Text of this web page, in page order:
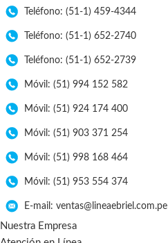
Teléfono: (51-1) 459-4344
Teléfono: (51-1) 652-2740
Teléfono: (51-1) 652-2739
Móvil: (51) 994 152 582
Móvil: (51) 924 174 400
Móvil: (51) 903 371 254
Móvil: (51) 998 168 464
Móvil: (51) 953 554 374
E-mail: ventas@lineaebriel.com.pe
Nuestra Empresa